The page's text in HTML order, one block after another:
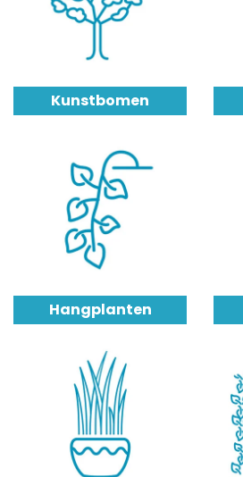
Kunstbomen
Hangplanten